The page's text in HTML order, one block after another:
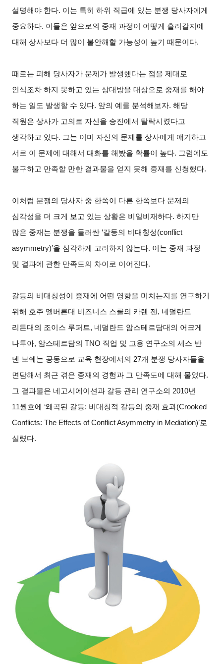
설명해야 한다. 이는 특히 하위 직급에 있는 분쟁 당사자에게
중요하다. 이들은 앞으로의 중재 과정이 어떻게 흘러갈지에
대해 상사보다 더 많이 불안해할 가능성이 높기 때문이다.
때로는 피해 당사자가 문제가 발생했다는 점을 제대로
인식조차 하지 못하고 있는 상대방을 대상으로 중재를 해야
하는 일도 발생할 수 있다. 앞의 예를 분석해보자. 해당
직원은 상사가 고의로 자신을 승진에서 탈락시켰다고
생각하고 있다. 그는 이미 자신의 문제를 상사에게 얘기하고
서로 이 문제에 대해서 대화를 해봤을 확률이 높다. 그럼에도
불구하고 만족할 만한 결과물을 얻지 못해 중재를 신청했다.
이처럼 분쟁의 당사자 중 한쪽이 다른 한쪽보다 문제의
심각성을 더 크게 보고 있는 상황은 비일비재하다. 하지만
많은 중재는 분쟁을 둘러싼 ‘갈등의 비대칭성(conflict
asymmetry)’을 심각하게 고려하지 않는다. 이는 중재 과정
및 결과에 관한 만족도의 차이로 이어진다.
갈등의 비대칭성이 중재에 어떤 영향을 미치는지를 연구하기
위해 호주 멜버른대 비즈니스 스쿨의 카렌 젠, 네덜란드
리든대의 조이스 루퍼트, 네덜란드 암스테르담대의 어크게
나투아, 암스테르담의 TNO 직업 및 고용 연구소의 세스 반
덴 보쉐는 공동으로 교육 현장에서의 27개 분쟁 당사자들을
면담해서 최근 겪은 중재의 경험과 그 만족도에 대해 물었다.
그 결과물은 네고시에이션과 갈등 관리 연구소의 2010년
11월호에 ‘왜곡된 갈등: 비대칭적 갈등의 중재 효과(Crooked
Conflicts: The Effects of Conflict Asymmetry in Mediation)’로
실렸다.